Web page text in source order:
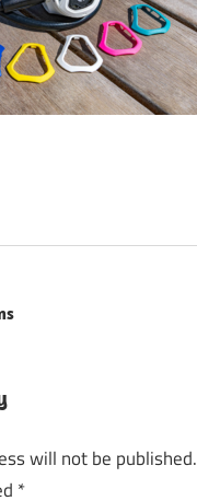
will not be published.
*